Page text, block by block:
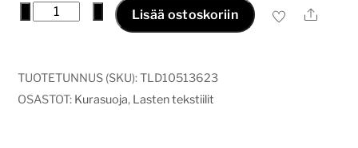
Kurasuoja
määrä
Lisää ostoskoriin Ale
TUOTETUNNUS (SKU):TLD10513623
OSASTOT: Kurasuoja, Lasten tekstiilit